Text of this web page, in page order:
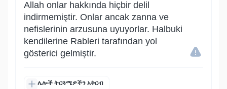
Allah onlar hakkında hiçbir delil
indirmemiştir. Onlar ancak zanna ve
nefislerinin arzusuna uyuyorlar. Halbuki
kendilerine Rableri tarafından yol
gösterici gelmiştir.
ሌሎች ትርጓሜዎችን አቅርብ